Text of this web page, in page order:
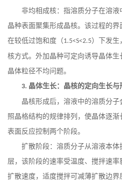
非均相成核：指溶质分子在溶
晶种表面聚集形成晶核。该过程的
在较低过饱和度（1.5<S<2.5）下发生
核方式。外加晶种可定向诱导晶体
晶体粒径不均问题。
3. 晶体生长：晶核的定向生长与
晶核形成后，溶液中的溶质分
照晶格结构的规律排列，使晶体逐
表面反应控制两个阶段。
扩散阶段：溶质分子从溶液本
层，该阶段的速率受温度、搅拌速率
扩散速度，适度搅拌可减薄扩散边界